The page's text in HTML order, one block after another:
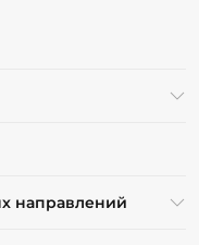
направлений